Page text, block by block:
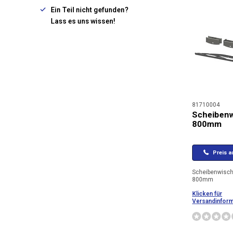
81710004
800mm
Preis
800mm
Klicken für
Ein Teil nicht gefunden?
Lass es uns wissen!